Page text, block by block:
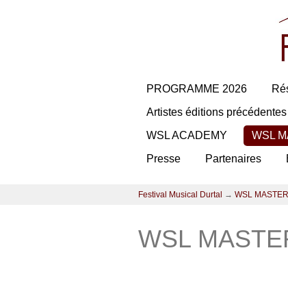
PROGRAMME 2026
Artistes éditions précédentes
WSL ACADEMY
WSL
Presse
Partenaires
Festival Musical Durtal → WSL
WSL